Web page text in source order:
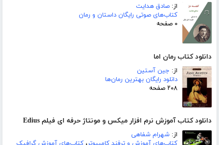
از: صادق هدایت
کتاب‌های صوتی رایگان داستان و رمان
۰ صفحه
دانلود کتاب رمان اما
از: جین آستین
دانلود رایگان بهترین رمان‌ها
۲۰۸ صفحه
دانلود کتاب آموزش نرم افزار میکس و مونتاژ حرفه ای فیلم Edius
از: شهرام شفاهی